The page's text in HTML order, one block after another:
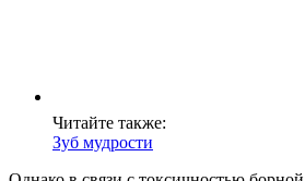
Читайте также:
Зуб мудрости